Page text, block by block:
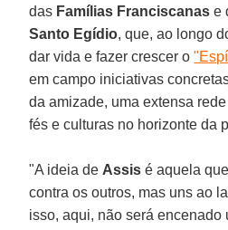
das Famílias Franciscanas e
Santo Egídio, que, ao longo
dar vida e fazer crescer o
em campo iniciativas
da amizade, uma extensa
fés e culturas no horizonte da
"A ideia de Assis é aquela
contra os outros, mas uns ao
isso, aqui, não será encenado